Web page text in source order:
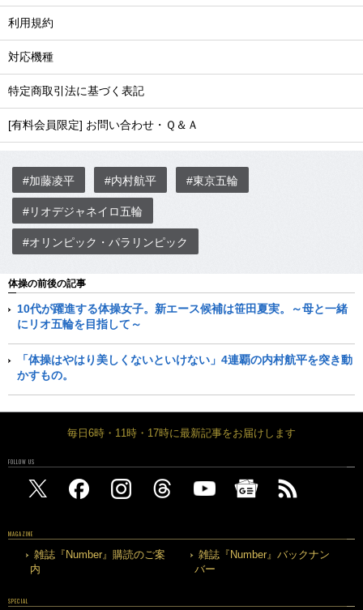
利用規約
対応機種
特定商取引法に基づく表記
[有料会員限定] お問い合わせ・Ｑ＆Ａ
#加藤凌平 #内村航平 #東京五輪
#リオデジャネイロ五輪
#オリンピック・パラリンピック
体操の前後の記事
10代が躍進する体操女子。新エース候補は笹田夏実。～母と一緒
にリオ五輪を目指して～
「体操はやはり美しくないといけない」4連覇の内村航平を突き動
かすもの。
毎日6時・11時・17時に最新記事をお届けします
FOLLOW US
MAGAZINE
雑誌『Number』購読のご案
内
雑誌『Number』バックナン
バー
SPECIAL